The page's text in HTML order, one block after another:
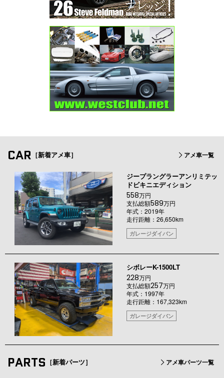
CAR ［新着アメ車］ アメ車一覧
ジープラングラーアンリミテッ
ドビキニエディション
558万円
支払総額589万円
年式：2019年
走行距離：26,650km
ガレージダイバン
シボレーK-1500LT
228万円
支払総額257万円
年式：1997年
走行距離：167,323km
ガレージダイバン
PARTS ［新着パーツ］ アメ車パーツ一覧